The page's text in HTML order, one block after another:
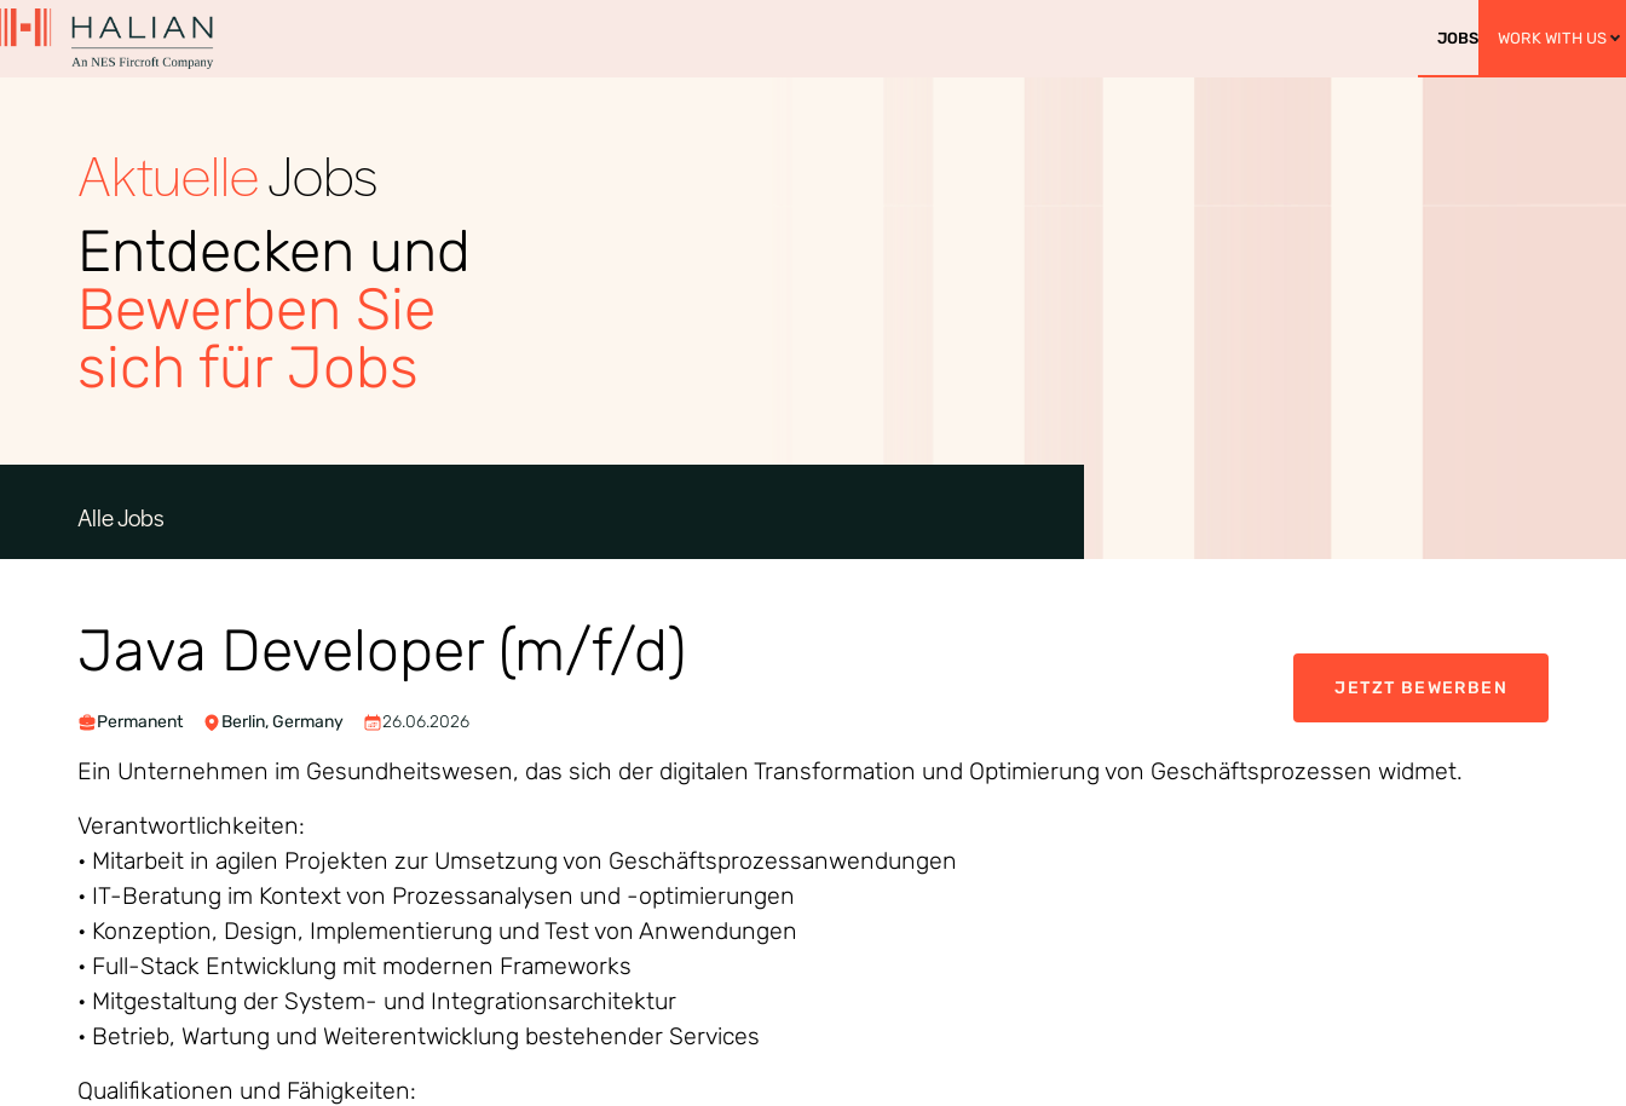
JOBS WORK WITH US
AktuelleJobs
Entdecken und
Bewerben Sie
sich für Jobs
Alle Jobs
Java Developer (m/f/d)
Permanent Berlin, Germany 26.06.2026
JETZT BEWERBEN
Ein Unternehmen im Gesundheitswesen, das sich der digitalen Transformation und Optimierung von Geschäftsprozessen widmet.
Verantwortlichkeiten:
• Mitarbeit in agilen Projekten zur Umsetzung von Geschäftsprozessanwendungen
• IT-Beratung im Kontext von Prozessanalysen und -optimierungen
• Konzeption, Design, Implementierung und Test von Anwendungen
• Full-Stack Entwicklung mit modernen Frameworks
• Mitgestaltung der System- und Integrationsarchitektur
• Betrieb, Wartung und Weiterentwicklung bestehender Services
Qualifikationen und Fähigkeiten: